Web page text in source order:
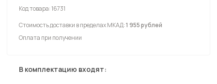
Код товара:16731
Стоимость доставки в пределах МКАД:1 955 рублей
Оплата при получении
В комплектацию входят: